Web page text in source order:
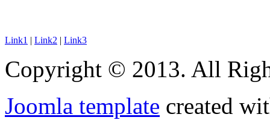
Link1 | Link2 | Link3
Copyright © 2013. All
Joomla template created